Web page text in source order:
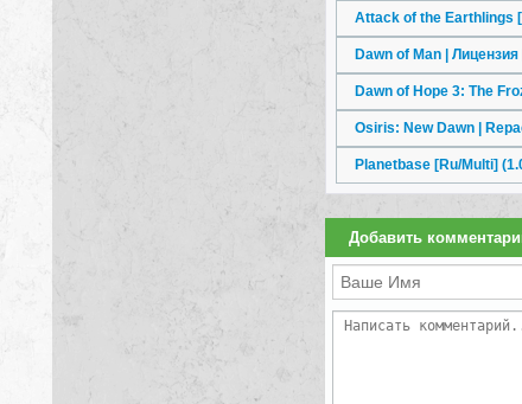
Attack of the Earthlings
Dawn of Man | Лицензия
Dawn of Hope 3: The
Osiris: New Dawn |
Planetbase [Ru/Multi]
Добавить